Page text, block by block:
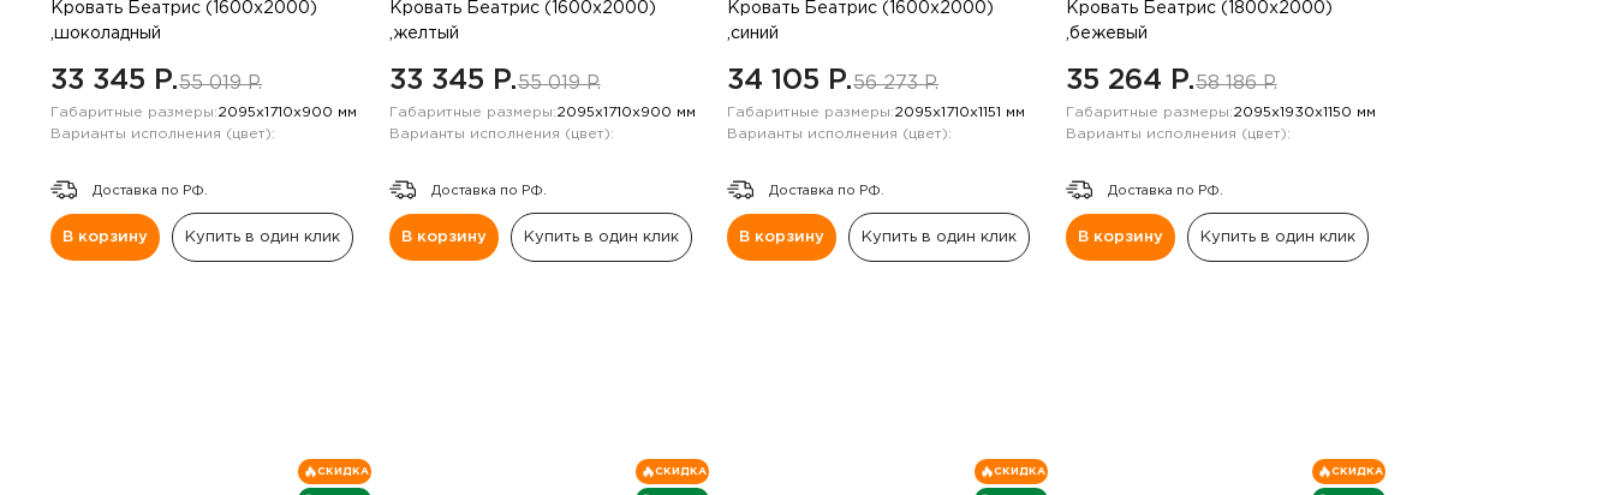
Кровать Беатрис (1600х2000)
,шоколадный
33 345 P.55 019 P.
Габаритные размеры:2095х1710х900 мм
Варианты исполнения (цвет):
Доставка по РФ.
В корзину Купить в один клик
Кровать Беатрис (1600х2000)
,желтый
33 345 P.55 019 P.
Габаритные размеры:2095х1710х900 мм
Варианты исполнения (цвет):
Доставка по РФ.
В корзину Купить в один клик
Кровать Беатрис (1600х2000)
,синий
34 105 P.56 273 P.
Габаритные размеры:2095х1710х1151 мм
Варианты исполнения (цвет):
Доставка по РФ.
В корзину Купить в один клик
Кровать Беатрис (1800х2000)
,бежевый
35 264 P.58 186 P.
Габаритные размеры:2095х1930х1150 мм
Варианты исполнения (цвет):
Доставка по РФ.
В корзину Купить в один клик
СКИДКА СКИДКА СКИДКА СКИДКА